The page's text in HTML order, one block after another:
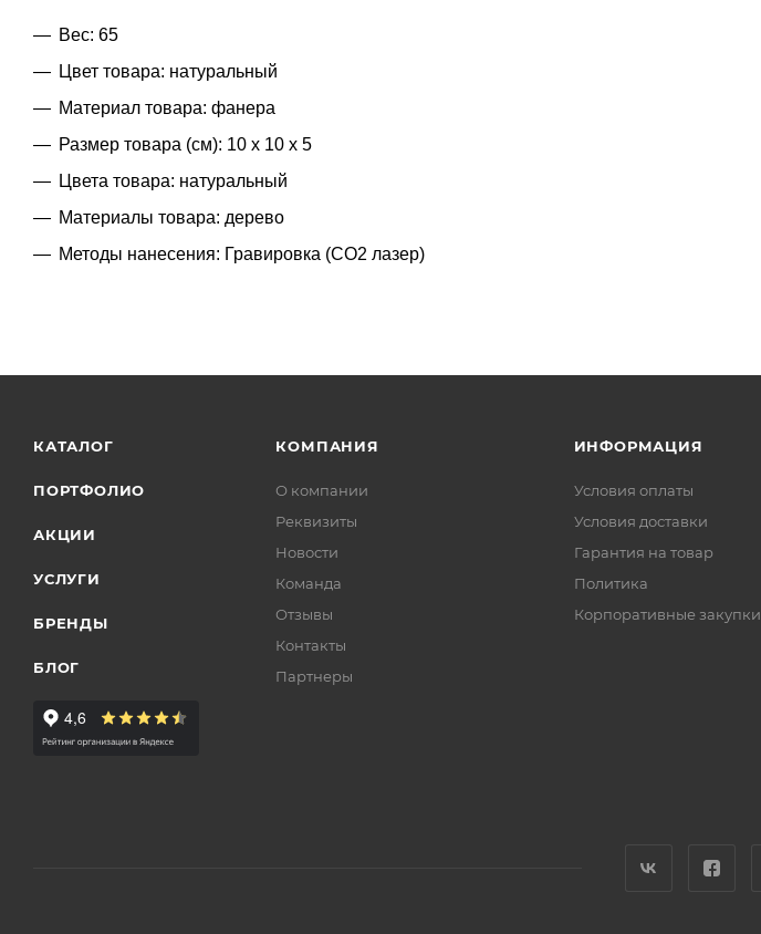
Вес: 65
Цвет товара: натуральный
Материал товара: фанера
Размер товара (см): 10 х 10 х 5
Цвета товара: натуральный
Материалы товара: дерево
Методы нанесения: Гравировка (CO2 лазер)
КАТАЛОГ
ПОРТФОЛИО
АКЦИИ
УСЛУГИ
БРЕНДЫ
БЛОГ
КОМПАНИЯ
О компании
Реквизиты
Новости
Команда
Отзывы
Контакты
Партнеры
ИНФОРМАЦИЯ
Условия оплаты
Условия доставки
Гарантия на товар
Политика
Корпоративные закупки